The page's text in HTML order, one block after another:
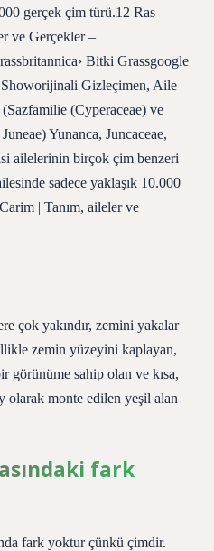
gerçek çim türü.12 Ras
ve Gerçekler –
Bitki Grassgoogle
Gizleçimen, Aile
(Cyperaceae) ve
Yunanca, Juncaceae,
ailelerinin birçok çim benzeri
sadece yaklaşık 10.000
| Tanım, aileler ve
çok yakındır, zemini yakalar
zemin yüzeyini kaplayan,
görünüme sahip olan ve kısa,
olarak monte edilen yeşil alan
fark
fark yoktur çünkü çimdir.